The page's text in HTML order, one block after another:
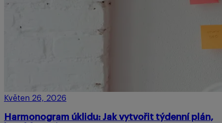
Květen 26, 2026
Harmonogram úklidu: Jak vytvořit týdenní plán,